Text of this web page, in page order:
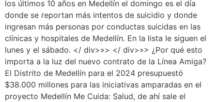
los últimos 10 años en Medellín el domingo es el día
donde se reportan más intentos de suicidio y donde
ingresan más personas por conductas suicidas en las
clínicas y hospitales de Medellín. En la lista le siguen el
lunes y el sábado. </ div>»> </ div>»> ¿Por qué esto
importa a la luz del nuevo contrato de la Línea Amiga?
El Distrito de Medellín para el 2024 presupuestó
$38.000 millones para las iniciativas amparadas en el
proyecto Medellín Me Cuida: Salud, de ahí sale el